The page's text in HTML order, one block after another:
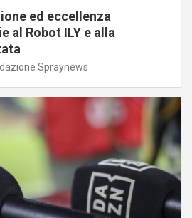
ed eccellenza
al Robot ILY e alla
Spraynews